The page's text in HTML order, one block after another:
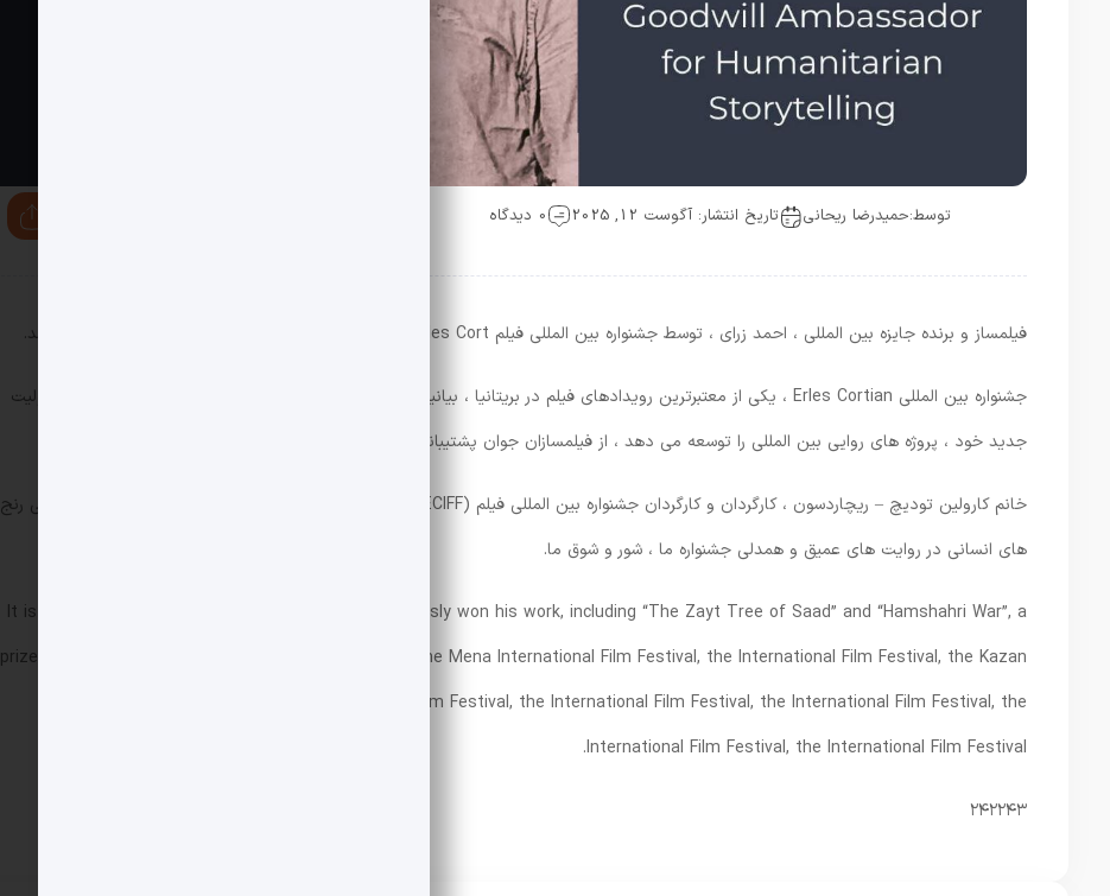
توسط:حمیدرضا ریحانی تاریخ انتشار: آگوست 12, 2025 0 دیدگاه
فیلمساز و برنده جایزه بین المللی ، احمد زرای ، توسط جشنواره بین المللی فیلم Erles Cort لندن به عنوان سفیر روایت های بشردوستانه انتخاب شد.
جشنواره بین المللی Erles Cortian ، یکی از معتبرترین رویدادهای فیلم در بریتانیا ، بیانیه ای رسمی صادر کرد: فیلمساز ایرانی احمد زرای ، در مسئولیت
جدید خود ، پروژه های روایی بین المللی را توسعه می دهد ، از فیلمسازان جوان پشتیبانی می کند و نقش فیلمسازان جوان را تقویت می کند.
خانم کارولین تودیچ – ریچاردسون ، کارگردان و کارگردان جشنواره بین المللی فیلم ECIFF (ECIFF) ، آثار زرای را ستود: توانایی احمد زرای در بازآفرینی رنج
های انسانی در روایت های عمیق و همدلی جشنواره ما ، شور و شوق ما.
It is worth mentioning that Ahmad Zayeri has previously won his work, including “The Zayt Tree of Saad” and “Hamshahri War”, a
prize of several international film festivals, including the Mena International Film Festival, the International Film Festival, the Kazan
International Film Festival, the International Film Festival, the International Film Festival, the International Film Festival, the
International Film Festival, the International Film Festival.
۲۴۲۲۴۳